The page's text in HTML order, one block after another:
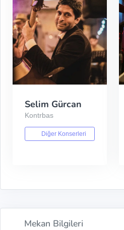
Selim Gürcan
Kontrbas
Diğer Konserleri
Mekan Bilgileri